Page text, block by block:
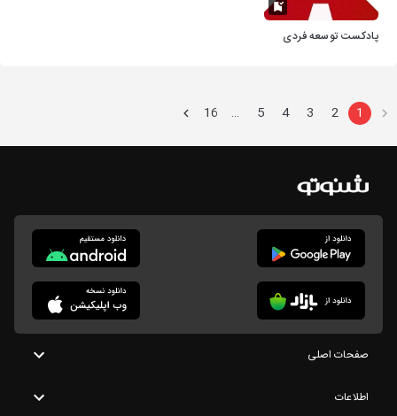
پادکست توسعه فردی
1
2
3
4
5
…
16
صفحات اصلی
اطلاعات